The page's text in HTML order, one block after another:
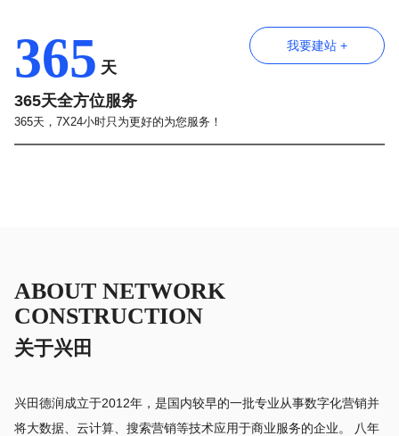
365 天
365天全方位服务
365天，7X24小时只为更好的为您服务！
我要建站 +
ABOUT NETWORK
CONSTRUCTION
关于兴田
兴田德润成立于2012年，是国内较早的一批专业从事数字化营销并
将大数据、云计算、搜索营销等技术应用于商业服务的企业。 八年